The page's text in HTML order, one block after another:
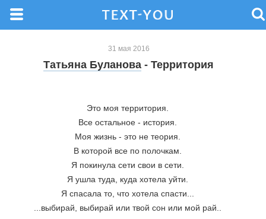
31 мая 2016
Татьяна Буланова - Территория
Это моя территория.
Все остальное - история.
Моя жизнь - это не теория.
В которой все по полочкам.
Я покинула сети свои в сети.
Я ушла туда, куда хотела уйти.
Я спасала то, что хотела спасти...
...выбирай, выбирай или твой сон или мой рай..